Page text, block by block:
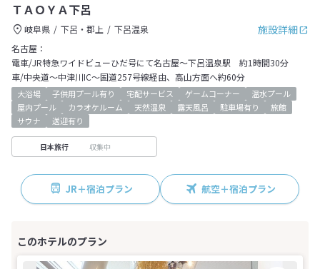
ＴＡＯＹＡ下呂
施設詳細
岐阜県 下呂・郡上
下呂温泉
名古屋：
電車/JR特急ワイドビューひだ号にて名古屋～下呂温泉駅 約1時間30分
車/中央道～中津川IC～国道257号線経由、高山方面へ約60分
大浴場 子供用プール有り 宅配サービス ゲームコーナー
温水プール
屋内プール
カラオケルーム 天然温泉 露天風呂 駐車場有り
旅館
サウナ
送迎有り
日本旅行 収集中
JR＋宿泊プラン 航空＋宿泊プラン